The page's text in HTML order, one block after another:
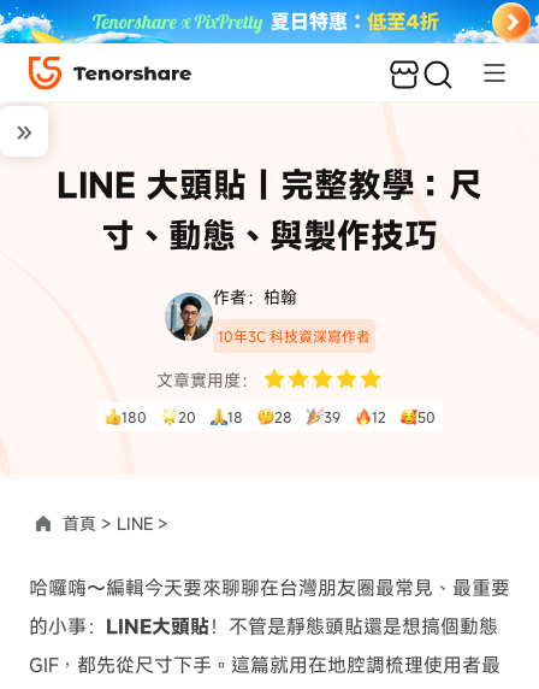
LINE 大頭貼｜完整教學：尺
寸、動態、與製作技巧
作者：柏翰
10年3C 科技資深寫作者
文章實用度：
180 20 18 28 39 12 50
首頁 > LINE >
哈囉嗨〜編輯今天要來聊聊在台灣朋友圈最常見、最重要
的小事： LINE大頭貼！不管是靜態頭貼還是想搞個動態
GIF，都先從尺寸下手。這篇就用在地腔調梳理使用者最